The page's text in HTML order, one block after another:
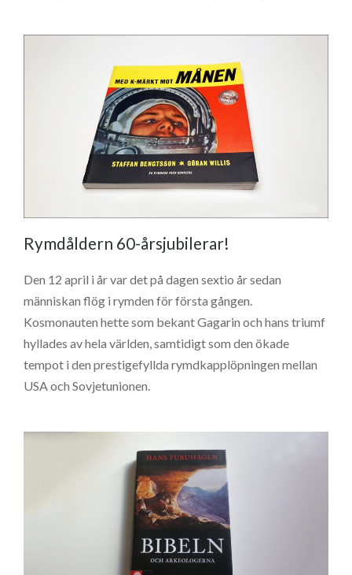
Rymdåldern 60-årsjubilerar!
Den 12 april i år var det på dagen sextio år sedan
människan flög i rymden för första gången.
Kosmonauten hette som bekant Gagarin och hans triumf
hyllades av hela världen, samtidigt som den ökade
tempot i den prestigefyllda rymdkapplöpningen mellan
USA och Sovjetunionen.